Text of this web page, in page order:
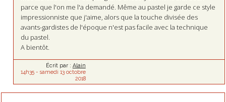
parce que l'on me l'a demandé. Même au pastel je garde ce style
impressionniste que j'aime, alors que la touche divisée des
avants-gardistes de l'époque n'est pas facile avec la technique
du pastel.
A bientôt.
Écrit par : Alain
14h35- samedi 13 octobre
2018